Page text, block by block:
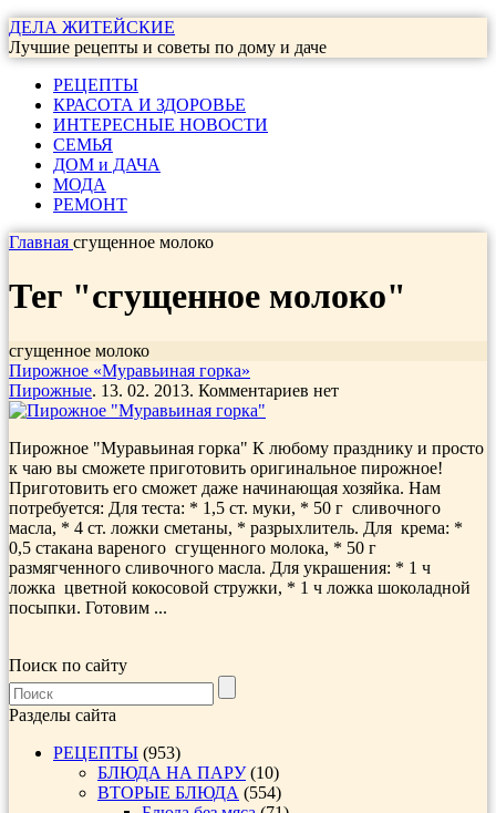
ДЕЛА ЖИТЕЙСКИЕ
Лучшие рецепты и советы по дому и даче
РЕЦЕПТЫ
КРАСОТА И ЗДОРОВЬЕ
ИНТЕРЕСНЫЕ НОВОСТИ
СЕМЬЯ
ДОМ и ДАЧА
МОДА
РЕМОНТ
Главная сгущенное молоко
Тег "сгущенное молоко"
сгущенное молоко
Пирожное «Муравьиная горка»
Пирожные. 13. 02. 2013. Комментариев нет
Пирожное "Муравьиная горка" К любому празднику и просто
к чаю вы сможете приготовить оригинальное пирожное!
Приготовить его сможет даже начинающая хозяйка. Нам
потребуется: Для теста: * 1,5 ст. муки, * 50 г сливочного
масла, * 4 ст. ложки сметаны, * разрыхлитель. Для крема: *
0,5 стакана вареного сгущенного молока, * 50 г
размягченного сливочного масла. Для украшения: * 1 ч
ложка цветной кокосовой стружки, * 1 ч ложка шоколадной
посыпки. Готовим ...
Поиск по сайту
Разделы сайта
РЕЦЕПТЫ (953)
БЛЮДА НА ПАРУ(10)
ВТОРЫЕ БЛЮДА (554)